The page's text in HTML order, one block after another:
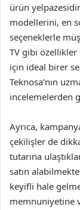
ürün
modellerini, en
seçeneklerle
TV gibi özellikler
için ideal birer
Teknosa’nın
incelemelerden
Ayrıca,
çekilişler de
tutarına
satın
keyifli hale
memnuniyetine